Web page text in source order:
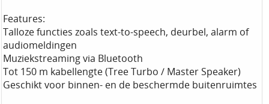
Features:
Talloze functies zoals text-to-speech, deurbel, alarm of
audiomeldingen
Muziekstreaming via Bluetooth
Tot 150 m kabellengte (Tree Turbo / Master Speaker)
Geschikt voor binnen- en de beschermde buitenruimtes